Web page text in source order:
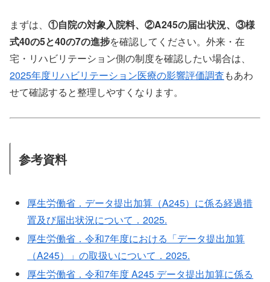
まずは、 ①自院の対象入院料、②A245の届出状況、③様
式40の5と40の7の進捗を確認してください。外来・在
宅・リハビリテーション側の制度を確認したい場合は、
2025年度リハビリテーション医療の影響評価調査もあわ
せて確認すると整理しやすくなります。
参考資料
厚生労働省．データ提出加算（A245）に係る経過措
置及び届出状況について．2025.
厚生労働省．令和7年度における「データ提出加算
（A245）」の取扱いについて．2025.
厚生労働省．令和7年度 A245 データ提出加算に係る